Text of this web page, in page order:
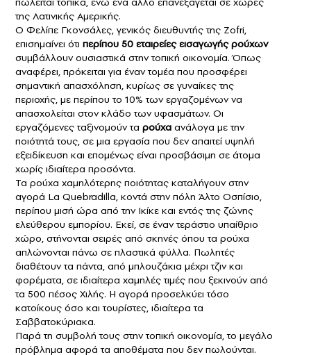
της Λατινικής Αμερικής.
Ο Φελίπε Γκονσάλες, γενικός διευθυντής της Zofri,
επισημαίνει ότι περίπου 50 εταιρείες εισαγωγής ρούχων
συμβάλλουν ουσιαστικά στην τοπική οικονομία. Όπως
αναφέρει, πρόκειται για έναν τομέα που προσφέρει
σημαντική απασχόληση, κυρίως σε γυναίκες της
περιοχής, με περίπου το 10% των εργαζομένων να
απασχολείται στον κλάδο των υφασμάτων. Οι
εργαζόμενες ταξινομούν τα ρούχα ανάλογα με την
ποιότητά τους, σε μια εργασία που δεν απαιτεί υψηλή
εξειδίκευση και επομένως είναι προσβάσιμη σε άτομα
χωρίς ιδιαίτερα προσόντα.
Τα ρούχα χαμηλότερης ποιότητας καταλήγουν στην
αγορά La Quebradilla, κοντά στην πόλη Άλτο Οσπίσιο,
περίπου μισή ώρα από την Ικίκε και εντός της ζώνης
ελεύθερου εμπορίου. Εκεί, σε έναν τεράστιο υπαίθριο
χώρο, στήνονται σειρές από σκηνές όπου τα ρούχα
απλώνονται πάνω σε πλαστικά φύλλα. Πωλητές
διαθέτουν τα πάντα, από μπλουζάκια μέχρι τζιν και
φορέματα, σε ιδιαίτερα χαμηλές τιμές που ξεκινούν από
τα 500 πέσος Χιλής. Η αγορά προσελκύει τόσο
κατοίκους όσο και τουρίστες, ιδιαίτερα τα
Σαββατοκύριακα.
Παρά τη συμβολή τους στην τοπική οικονομία, το μεγάλο
πρόβλημα αφορά τα αποθέματα που δεν πωλούνται.